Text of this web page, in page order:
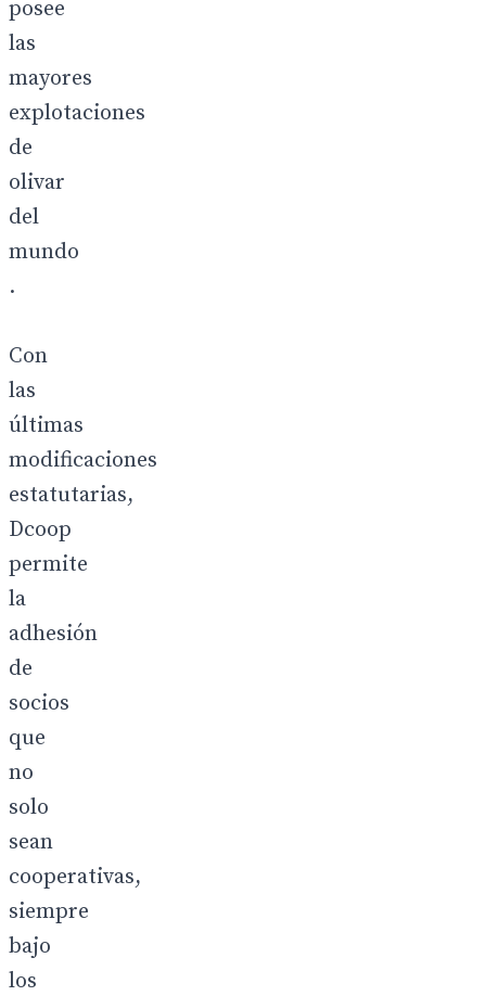
posee
las
mayores
explotaciones
de
olivar
del
mundo
.
Con
las
últimas
modificaciones
estatutarias,
Dcoop
permite
la
adhesión
de
socios
que
no
solo
sean
cooperativas,
siempre
bajo
los